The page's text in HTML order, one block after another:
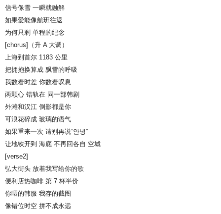
信号像雪 一瞬就融解
如果爱能像航班往返
为何只剩 单程的纪念
[chorus]（升 A 大调）
上海到首尔 1183 公里
把拥抱换算成 飘雪的呼吸
我数着时差 你数着叹息
两颗心 错轨在 同一部韩剧
外滩和汉江 倒影都是你
可浪花碎成 玻璃的语气
如果重来一次 请别再说“안녕”
让地铁开到 海底 不再回各自 空城
[verse2]
弘大街头 放着我写给你的歌
便利店热咖啡 第 7 杯半价
你晒的韩服 我存的截图
像错位时空 拼不成永远